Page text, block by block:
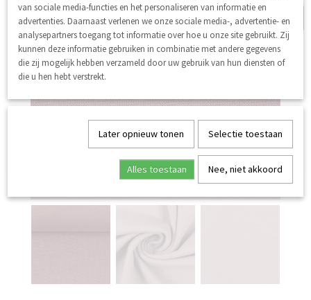
stofvouw iets verkleurd
van sociale media-functies en het personaliseren van informatie en
advertenties. Daarnaast verlenen we onze sociale media-, advertentie- en
analysepartners toegang tot informatie over hoe u onze site gebruikt. Zij
kunnen deze informatie gebruiken in combinatie met andere gegevens
die zij mogelijk hebben verzameld door uw gebruik van hun diensten of
die u hen hebt verstrekt.
Later opnieuw tonen Selectie toestaan
Alles toestaan Nee, niet akkoord